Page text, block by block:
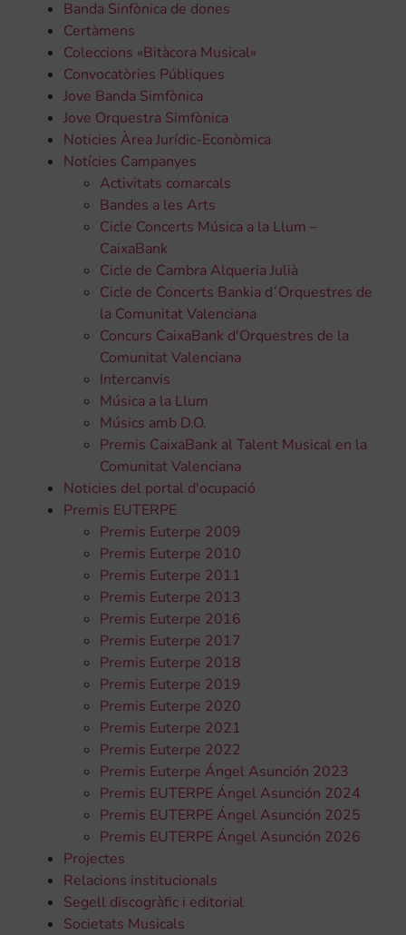
Banda Sinfònica de dones
Certàmens
Coleccions «Bitàcora Musical»
Convocatòries Públiques
Jove Banda Simfònica
Jove Orquestra Simfònica
Noticies Àrea Jurídic-Econòmica
Notícies Campanyes
Activitats comarcals
Bandes a les Arts
Cicle Concerts Música a la Llum –
CaixaBank
Cicle de Cambra Alqueria Julià
Cicle de Concerts Bankia d´Orquestres de
la Comunitat Valenciana
Concurs CaixaBank d'Orquestres de la
Comunitat Valenciana
Intercanvis
Música a la Llum
Músics amb D.O.
Premis CaixaBank al Talent Musical en la
Comunitat Valenciana
Noticies del portal d'ocupació
Premis EUTERPE
Premis Euterpe 2009
Premis Euterpe 2010
Premis Euterpe 2011
Premis Euterpe 2013
Premis Euterpe 2016
Premis Euterpe 2017
Premis Euterpe 2018
Premis Euterpe 2019
Premis Euterpe 2020
Premis Euterpe 2021
Premis Euterpe 2022
Premis Euterpe Ángel Asunción 2023
Premis EUTERPE Ángel Asunción 2024
Premis EUTERPE Ángel Asunción 2025
Premis EUTERPE Ángel Asunción 2026
Projectes
Relacions institucionals
Segell discogràfic i editorial
Societats Musicals